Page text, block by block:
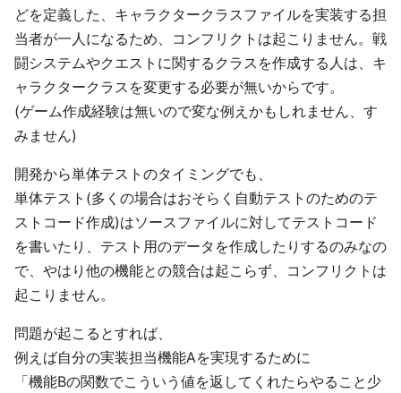
どを定義した、キャラクタークラスファイルを実装する担
当者が一人になるため、コンフリクトは起こりません。戦
闘システムやクエストに関するクラスを作成する人は、キ
ャラクタークラスを変更する必要が無いからです。
(ゲーム作成経験は無いので変な例えかもしれません、す
みません)
開発から単体テストのタイミングでも、
単体テスト(多くの場合はおそらく自動テストのためのテ
ストコード作成)はソースファイルに対してテストコード
を書いたり、テスト用のデータを作成したりするのみなの
で、やはり他の機能との競合は起こらず、コンフリクトは
起こりません。
問題が起こるとすれば、
例えば自分の実装担当機能Aを実現するために
「機能Bの関数でこういう値を返してくれたらやること少